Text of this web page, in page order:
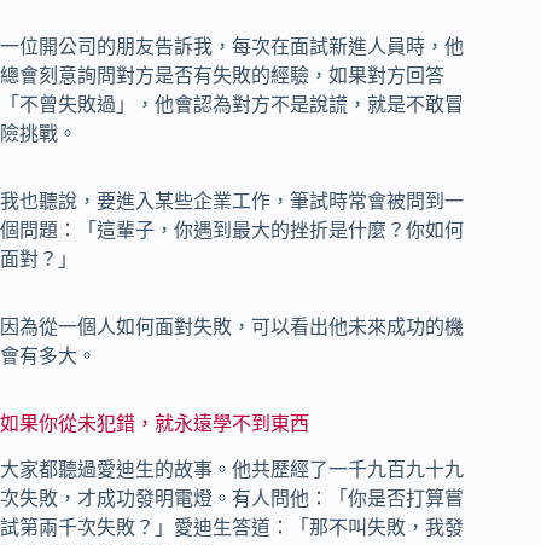
一位開公司的朋友告訴我，每次在面試新進人員時，他
總會刻意詢問對方是否有失敗的經驗，如果對方回答
「不曾失敗過」，他會認為對方不是說謊，就是不敢冒
險挑戰。
我也聽說，要進入某些企業工作，筆試時常會被問到一
個問題：「這輩子，你遇到最大的挫折是什麼？你如何
面對？」
因為從一個人如何面對失敗，可以看出他未來成功的機
會有多大。
如果你從未犯錯，就永遠學不到東西
大家都聽過愛迪生的故事。他共歷經了一千九百九十九
次失敗，才成功發明電燈。有人問他：「你是否打算嘗
試第兩千次失敗？」愛迪生答道：「那不叫失敗，我發